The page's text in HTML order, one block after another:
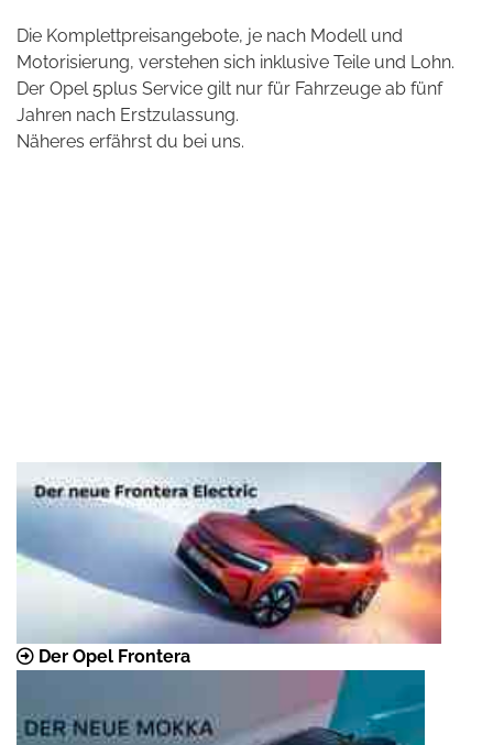
Die Komplettpreisangebote, je nach Modell und
Motorisierung, verstehen sich inklusive Teile und Lohn.
Der Opel 5plus Service gilt nur für Fahrzeuge ab fünf
Jahren nach Erstzulassung.
Näheres erfährst du bei uns.
Der Opel Frontera